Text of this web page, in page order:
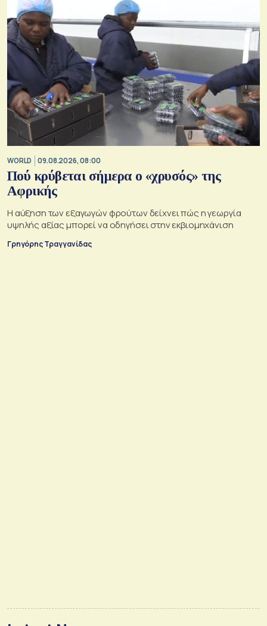
WORLD 09.08.2026, 08:00
Πού κρύβεται σήμερα ο «χρυσός» της
Αφρικής
Η αύξηση των εξαγωγών φρούτων δείχνει πώς η γεωργία
υψηλής αξίας μπορεί να οδηγήσει στην εκβιομηχάνιση
Γρηγόρης Τραγγανίδας